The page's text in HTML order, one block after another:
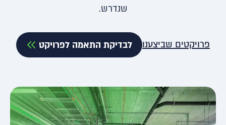
שנדרש.
פרויקטים שביצענו לבדיקת התאמה לפרויקט